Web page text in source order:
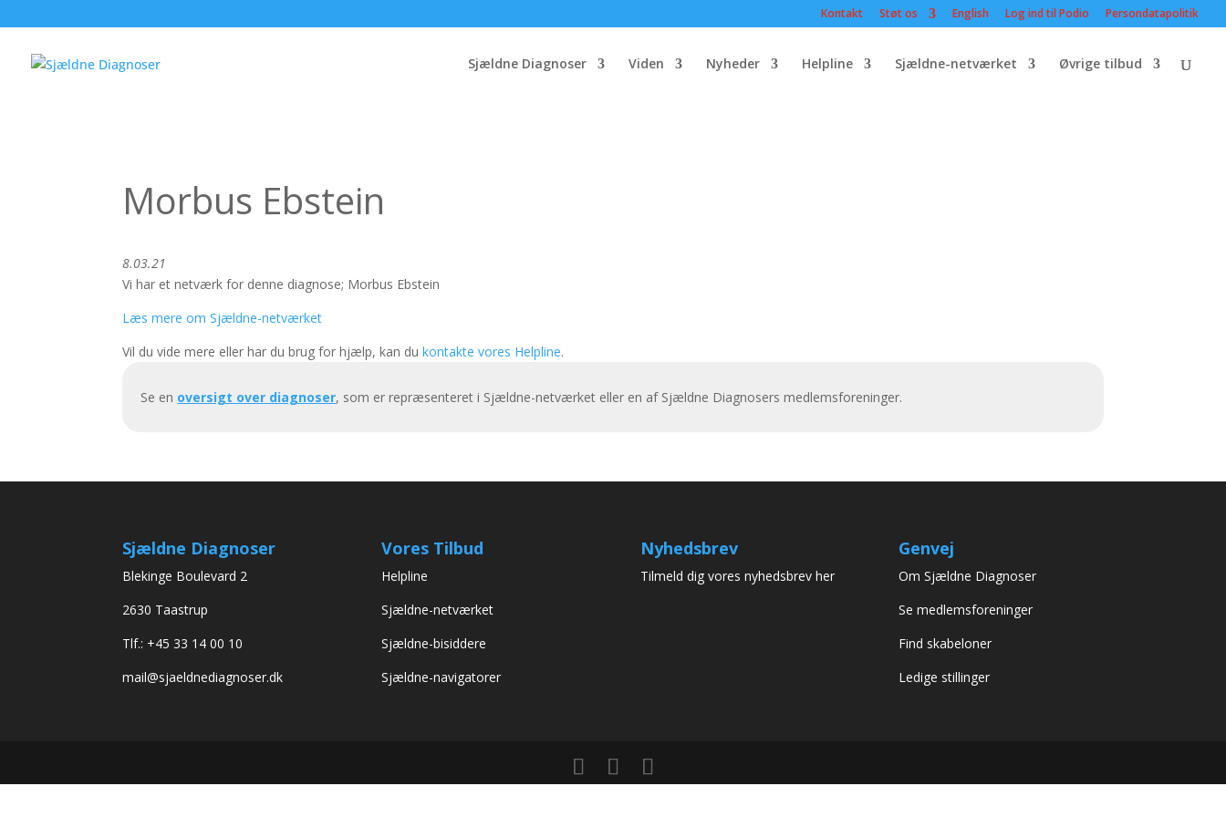
Kontakt Støt os English Log ind til Podio Persondatapolitik
Sjældne Diagnoser Viden Nyheder Helpline Sjældne-netværket Øvrige tilbud
Morbus Ebstein
8.03.21
Vi har et netværk for denne diagnose; Morbus Ebstein
Læs mere om Sjældne-netværket
Vil du vide mere eller har du brug for hjælp, kan dukontakte vores Helpline.
Se en oversigt over diagnoser, som er repræsenteret i Sjældne-netværket eller en af Sjældne Diagnosers medlemsforeninger.
Sjældne Diagnoser
Blekinge Boulevard 2
2630 Taastrup
Tlf.: +45 33 14 00 10
mail@sjaeldnediagnoser.dk
Vores Tilbud
Helpline
Sjældne-netværket
Sjældne-bisiddere
Sjældne-navigatorer
Nyhedsbrev
Tilmeld dig vores nyhedsbrev her
Genvej
Om Sjældne Diagnoser
Se medlemsforeninger
Find skabeloner
Ledige stillinger